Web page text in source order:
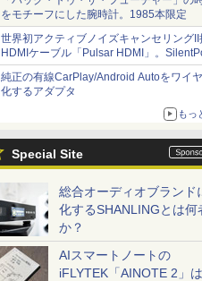
をモチーフにした腕時計。1985本限定
世界初アクティブノイズキャンセリングII
HDMIケーブル「Pulsar HDMI」。
から
純正の有線CarPlay/Android Autoをワイ
化するアダプタ
もっ
Special Site
総合オーディオブランド
化するSHANLINGとは何
か？
AIスマートノートの
iFLYTEK「AINOTE 2」